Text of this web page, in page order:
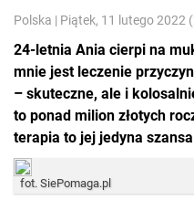
Polska | Piątek, 11 lutego 2022
24-letnia Ania cierpi na
mnie jest leczenie
– skuteczne, ale i
to ponad milion złotych
terapia to jej jedyna
fot. SiePomaga.pl